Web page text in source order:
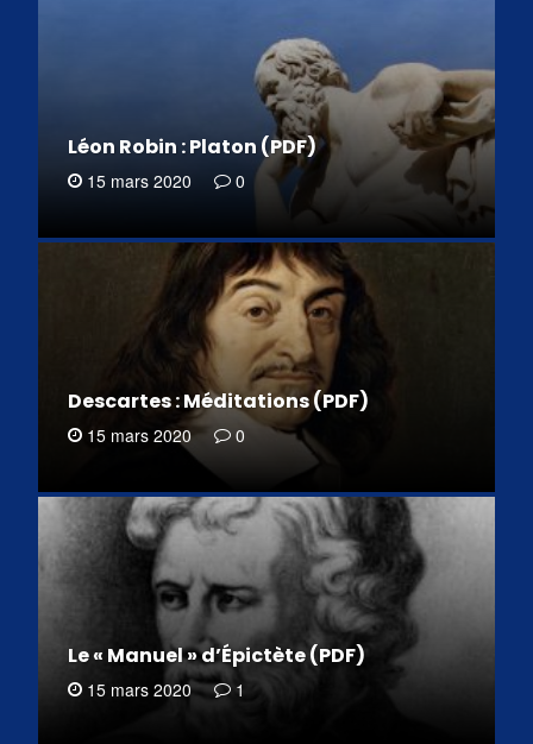
Léon Robin : Platon (PDF)
15 mars 2020 0
Descartes : Méditations (PDF)
15 mars 2020 0
Le « Manuel » d’Épictète (PDF)
15 mars 2020 1